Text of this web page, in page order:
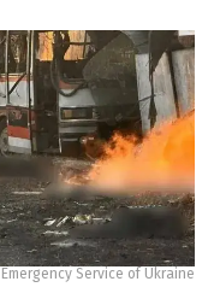
Service of Ukraine